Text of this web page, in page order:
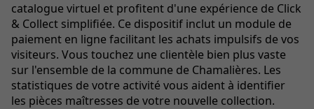
catalogue virtuel et profitent d'une expérience de Click
& Collect simplifiée. Ce dispositif inclut un module de
paiement en ligne facilitant les achats impulsifs de vos
visiteurs. Vous touchez une clientèle bien plus vaste
sur l'ensemble de la commune de Chamalières. Les
statistiques de votre activité vous aident à identifier
les pièces maîtresses de votre nouvelle collection.